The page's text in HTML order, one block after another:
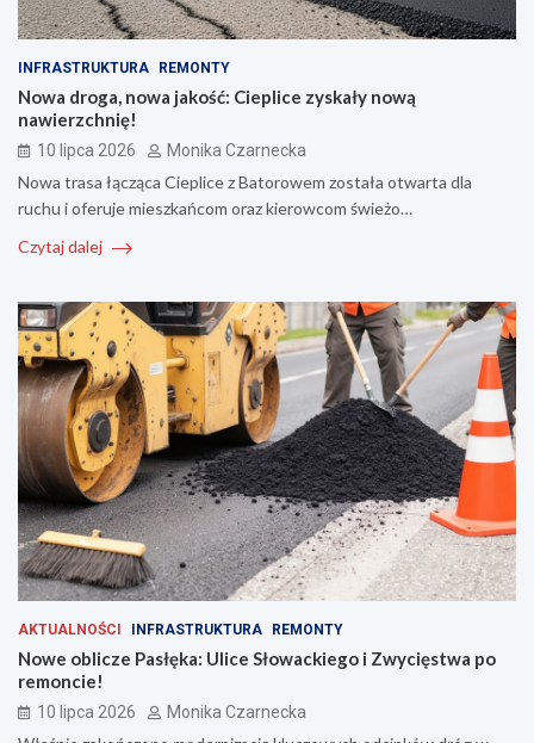
INFRASTRUKTURA REMONTY
Nowa droga, nowa jakość: Cieplice zyskały nową
nawierzchnię!
10 lipca 2026 Monika Czarnecka
Nowa trasa łącząca Cieplice z Batorowem została otwarta dla
ruchu i oferuje mieszkańcom oraz kierowcom świeżo…
Czytaj dalej
AKTUALNOŚCI INFRASTRUKTURA REMONTY
Nowe oblicze Pasłęka: Ulice Słowackiego i Zwycięstwa po
remoncie!
10 lipca 2026 Monika Czarnecka